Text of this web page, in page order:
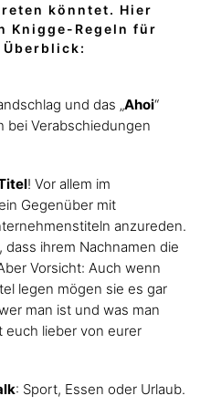
könntet. Hier
Knigge-Regeln für
und das „Ahoi“
bei Verabschiedungen
! Vor allem im
Gegenüber mit
anzureden.
ihrem Nachnamen die
Vorsicht: Auch wenn
legen mögen sie es gar
man ist und was man
euch lieber von eurer
: Sport, Essen oder Urlaub.